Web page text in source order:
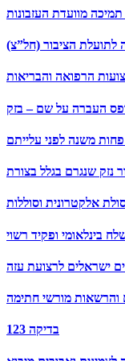
מוועדת העזבונות
לתועלת הציבור (חל”צ)
הרפואה והבריאות
העברה על שם – בזק
משנה לפני עלייתם
נזק שנגרם בגלל בצורת
אלקטרונית וסוללות
בינלאומי ופקיד רשוי
ישראלים לרצועת עזה
והרשאות מורשי חתימה
בדיקה 123